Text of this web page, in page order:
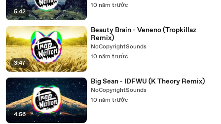
5:42
10 năm trước
3:47
Beauty Brain - Veneno (Tropkillaz
Remix)
NoCopyrightSounds
10 năm trước
4:56
Big Sean - IDFWU (K Theory Remix)
NoCopyrightSounds
10 năm trước